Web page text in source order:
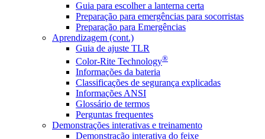
Guia para escolher a lanterna certa
Preparação para emergências para socorristas
Preparação para Emergências
Aprendizagem (cont.)
Guia de ajuste TLR
Color-Rite Technology®
Informações da bateria
Classificações de segurança explicadas
Informações ANSI
Glossário de termos
Perguntas frequentes
Demonstrações interativas e treinamento
Demonstração interativa do feixe